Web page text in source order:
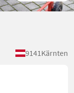
9141Kärnten